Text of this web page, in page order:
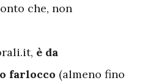
che, non
è da
farlocco (almeno fino